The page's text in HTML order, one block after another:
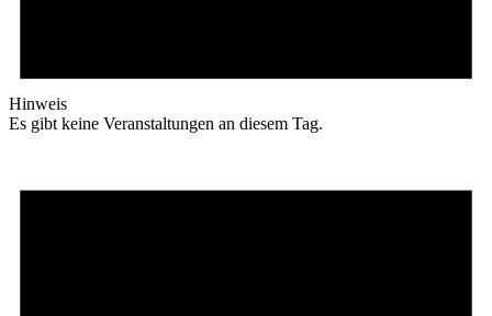
Hinweis
Es gibt keine Veranstaltungen an diesem Tag.